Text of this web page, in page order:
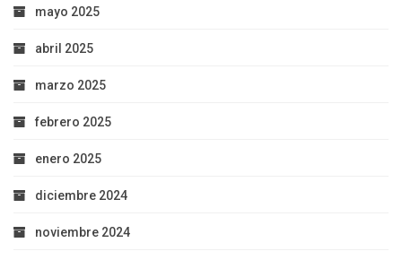
mayo 2025
abril 2025
marzo 2025
febrero 2025
enero 2025
diciembre 2024
noviembre 2024